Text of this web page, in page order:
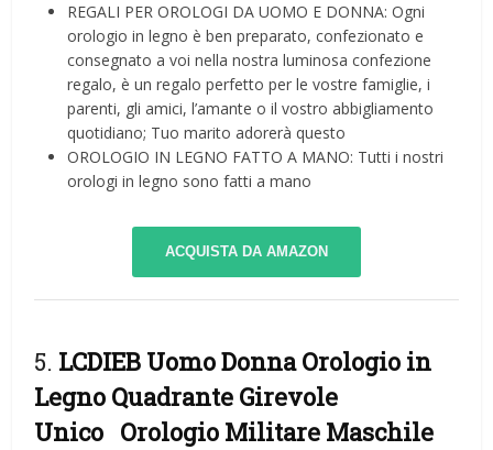
REGALI PER OROLOGI DA UOMO E DONNA: Ogni
orologio in legno è ben preparato, confezionato e
consegnato a voi nella nostra luminosa confezione
regalo, è un regalo perfetto per le vostre famiglie, i
parenti, gli amici, l’amante o il vostro abbigliamento
quotidiano; Tuo marito adorerà questo
OROLOGIO IN LEGNO FATTO A MANO: Tutti i nostri
orologi in legno sono fatti a mano
ACQUISTA DA AMAZON
5. LCDIEB Uomo Donna Orologio in
Legno Quadrante Girevole
Unico Orologio Militare Maschile